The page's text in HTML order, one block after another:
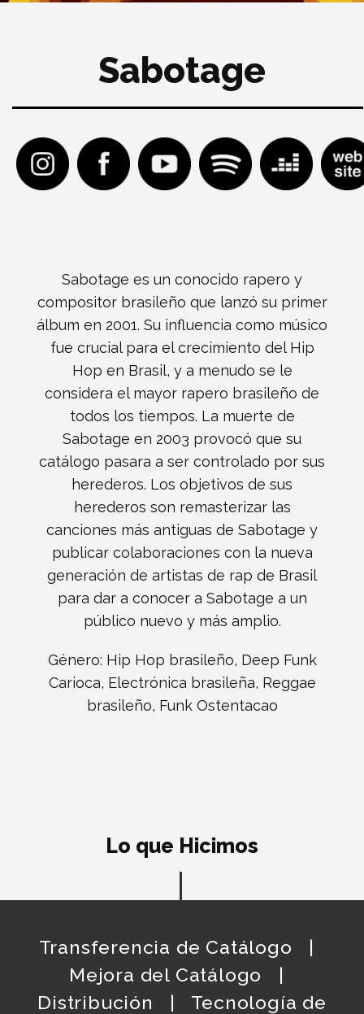
Sabotage
Sabotage es un conocido rapero y
compositor brasileño que lanzó su primer
álbum en 2001. Su influencia como músico
fue crucial para el crecimiento del Hip
Hop en Brasil, y a menudo se le
considera el mayor rapero brasileño de
todos los tiempos. La muerte de
Sabotage en 2003 provocó que su
catálogo pasara a ser controlado por sus
herederos. Los objetivos de sus
herederos son remasterizar las
canciones más antiguas de Sabotage y
publicar colaboraciones con la nueva
generación de artistas de rap de Brasil
para dar a conocer a Sabotage a un
público nuevo y más amplio.
Género: Hip Hop brasileño, Deep Funk
Carioca, Electrónica brasileña, Reggae
brasileño, Funk Ostentacao
Lo que Hicimos
Transferencia de Catálogo |
Mejora del Catálogo |
Distribución | Tecnología de